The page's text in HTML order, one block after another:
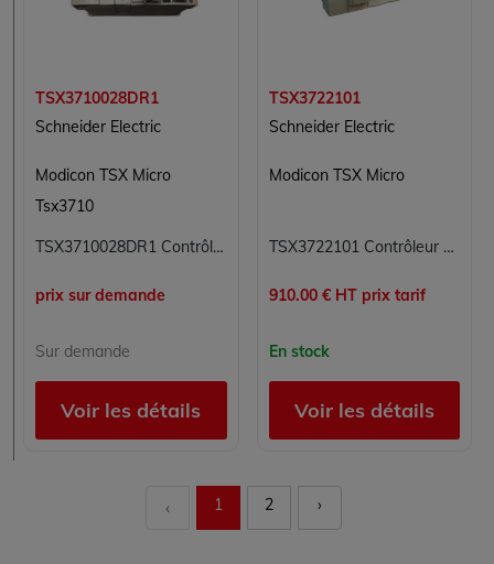
TSX3710028DR1
Schneider Electric
Modicon TSX Micro
Tsx3710
TSX3710028DR1 Contrôleur modulaire Modicon TSX Micro Schneider Electric
prix sur demande
Sur demande
Voir les détails
TSX3722101
Schneider Electric
Modicon TSX Micro
TSX3722101 Contrôleur modulaire Modicon TSX Micro Schneider Electric
910.00 € HT prix tarif
En stock
Voir les détails
‹ 1 2 ›